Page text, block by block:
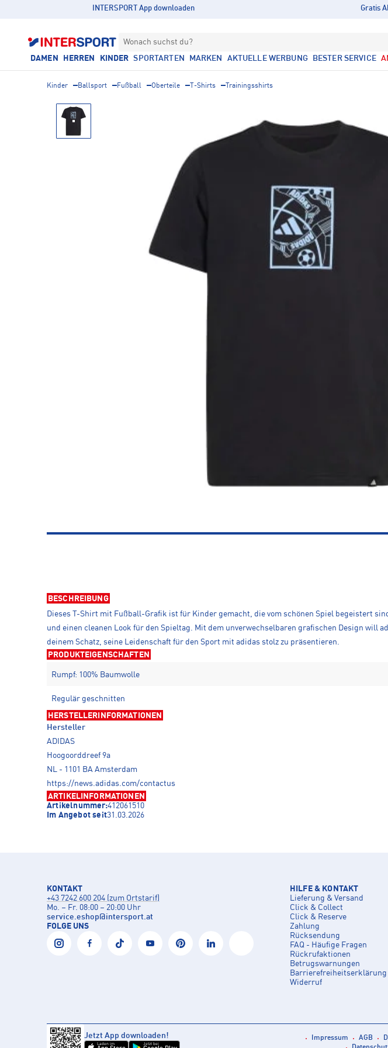
INTERSPORT App downloaden Gratis
Wonach suchst du?
DAMEN HERREN KINDER SPORTARTEN MARKEN AKTUELLE WERBUNG BESTER SERVICE
Kinder Ballsport Fußball Oberteile T-Shirts Trainingsshirts
BESCHREIBUNG
Dieses T-Shirt mit Fußball-Grafik ist für Kinder gemacht, die vom schönen Spiel begeistert
und einen cleanen Look für den Spieltag. Mit dem unverwechselbaren grafischen Design will
deinem Schatz, seine Leidenschaft für den Sport mit adidas stolz zu präsentieren.
PRODUKTEIGENSCHAFTEN
Rumpf: 100% Baumwolle
Regulär geschnitten
HERSTELLERINFORMATIONEN
Hersteller
ADIDAS
Hoogoorddreef 9a
NL - 1101 BA Amsterdam
https://news.adidas.com/contactus
ARTIKELINFORMATIONEN
Artikelnummer:412061510
Im Angebot seit31.03.2026
KONTAKT
+43 7242 600 204 (zum Ortstarif)
Mo. – Fr. 08:00 – 20:00 Uhr
service.eshop@intersport.at
FOLGE UNS
HILFE & KONTAKT
Lieferung & Versand
Click & Collect
Click & Reserve
Zahlung
Rücksendung
FAQ - Häufige Fragen
Rückrufaktionen
Betrugswarnungen
Barrierefreiheitserklärung
Widerruf
Jetzt App downloaden!
Laden im Jetzt bei
Impressum AGB